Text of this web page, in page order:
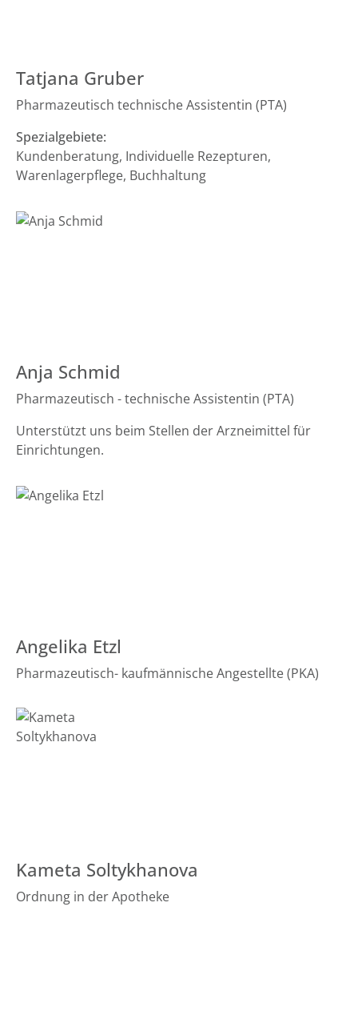
Tatjana Gruber
Pharmazeutisch technische Assistentin (PTA)
Spezialgebiete:
Kundenberatung, Individuelle Rezepturen,
Warenlagerpflege, Buchhaltung
Anja Schmid
Pharmazeutisch - technische Assistentin (PTA)
Unterstützt uns beim Stellen der Arzneimittel für
Einrichtungen.
Angelika Etzl
Pharmazeutisch- kaufmännische Angestellte (PKA)
Kameta Soltykhanova
Ordnung in der Apotheke